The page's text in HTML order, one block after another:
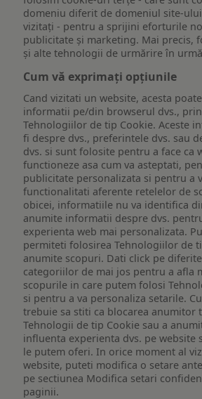
domeniu diferit de domeniul site-
vizitați - pentru a sprijini eforturile
publicitate și marketing. Mai precis,
și alte tehnologii de urmărire în
Cum vă exprimați opțiunile
Cand vizitati un website, acesta
informatii pe/din browserul dvs.,
Tehnologiilor de tip Cookie. Aceste
fi despre dvs., preferintele dvs. sau
dvs. si sunt folosite pentru a face ca
functioneze asa cum va asteptati,
publicitate personalizata si pentru a
functionalitati aferente retelelor de
obicei, informatiile nu va identifica
anumite informatii despre dvs.
experienta web mai personalizata.
permiteti folosirea Tehnologiilor de
anumite scopuri. Dati click pe
categoriilor de mai jos pentru a afla
scopurile in care putem folosi
si pentru a va personaliza setarile.
trebuie sa stiti ca blocarea anumitor
Tehnologii de tip Cookie sau a
influenta experienta dvs. pe website
le putem oferi. In orice moment al
website, puteti modifica o setare
pe sectiunea Modifica setari
paginii.